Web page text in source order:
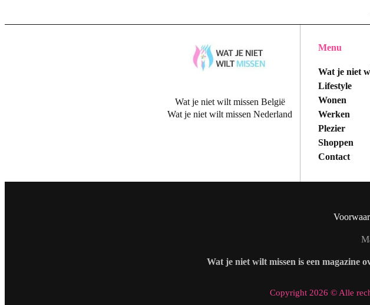
Wat je niet wilt missen België
Wat je niet wilt missen Nederland
Menu
Wat je niet
Lifestyle
Wonen
Werken
Plezier
Shoppen
Contact
Wat je niet wilt missen is een magazine
Copyright 2026 © Alle